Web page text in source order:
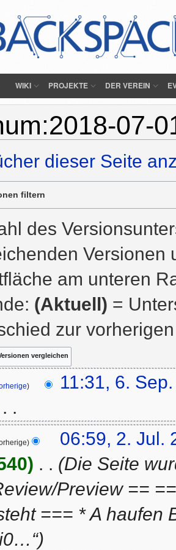
WIKI PROJEKTE DER VEREIN
07-
dieser Seite
filtern
des
Versionen
am unteren
(Aktuell) =
zur
11:31, 6.
06:59, 2. Jul.
Die Seite
Preview ==
=== * A haufen